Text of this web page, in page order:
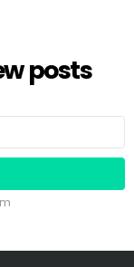
posts